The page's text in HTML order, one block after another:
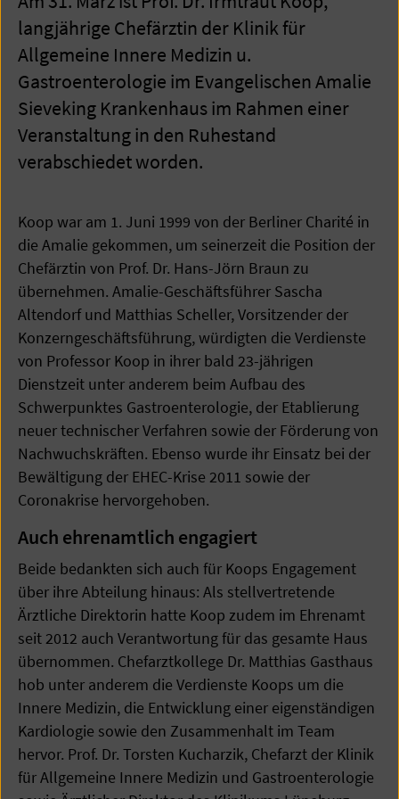
langjährige Chefärztin der Klinik für
Allgemeine Innere Medizin u.
Gastroenterologie im Evangelischen Amalie
Sieveking Krankenhaus im Rahmen einer
Veranstaltung in den Ruhestand
verabschiedet worden.
Koop war am 1. Juni 1999 von der Berliner Charité in
die Amalie gekommen, um seinerzeit die Position der
Chefärztin von Prof. Dr. Hans-Jörn Braun zu
übernehmen. Amalie-Geschäftsführer Sascha
Altendorf und Matthias Scheller, Vorsitzender der
Konzerngeschäftsführung, würdigten die Verdienste
von Professor Koop in ihrer bald 23-jährigen
Dienstzeit unter anderem beim Aufbau des
Schwerpunktes Gastroenterologie, der Etablierung
neuer technischer Verfahren sowie der Förderung von
Nachwuchskräften. Ebenso wurde ihr Einsatz bei der
Bewältigung der EHEC-Krise 2011 sowie der
Coronakrise hervorgehoben.
Auch ehrenamtlich engagiert
Beide bedankten sich auch für Koops Engagement
über ihre Abteilung hinaus: Als stellvertretende
Ärztliche Direktorin hatte Koop zudem im Ehrenamt
seit 2012 auch Verantwortung für das gesamte Haus
übernommen. Chefarztkollege Dr. Matthias Gasthaus
hob unter anderem die Verdienste Koops um die
Innere Medizin, die Entwicklung einer eigenständigen
Kardiologie sowie den Zusammenhalt im Team
hervor. Prof. Dr. Torsten Kucharzik, Chefarzt der Klinik
für Allgemeine Innere Medizin und Gastroenterologie